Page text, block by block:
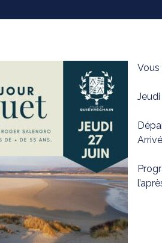
Vous